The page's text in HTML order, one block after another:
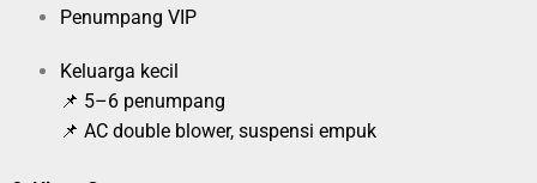
Penumpang VIP
Keluarga kecil
📌 5–6 penumpang
📌 AC double blower, suspensi empuk